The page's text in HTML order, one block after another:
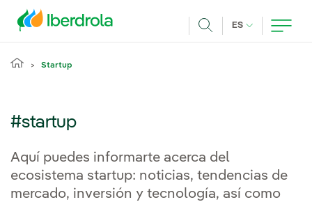
ES IDIOMA
Startup
#startup
Aquí puedes informarte acerca del
ecosistema startup: noticias, tendencias de
mercado, inversión y tecnología, así como